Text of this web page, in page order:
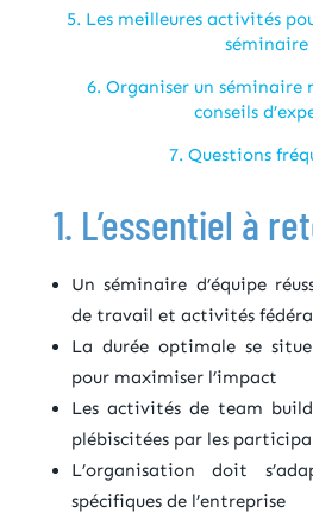
5. Les meilleures activités
séminaire
6. Organiser un séminaire
conseils
7. Questions
1. L’essentiel à
Un séminaire d’équipe
de travail et activités
La durée optimale se
pour maximiser l’impact
Les activités de team
plébiscitées par les
L’organisation doit
spécifiques de l’entreprise